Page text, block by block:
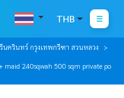
THB
ครินทร์ กรุงเทพกรีฑา สวนหลวง
maid 240sqwah 500 sqm private po